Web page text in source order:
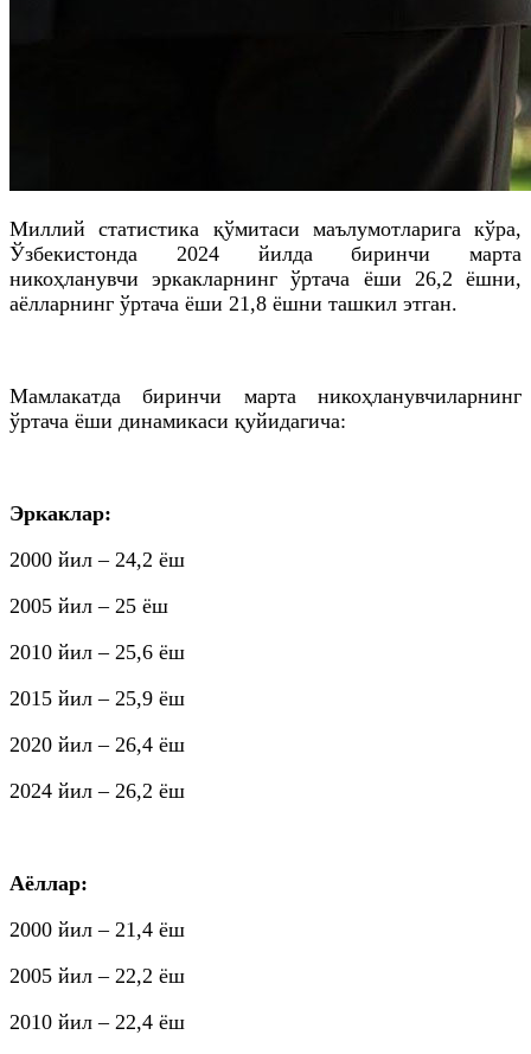
Миллий статистика қўмитаси маълумотларига кўра,
Ўзбекистонда 2024 йилда биринчи марта
никоҳланувчи эркакларнинг ўртача ёши 26,2 ёшни,
аёлларнинг ўртача ёши 21,8 ёшни ташкил этган.
Мамлакатда биринчи марта никоҳланувчиларнинг
ўртача ёши динамикаси қуйидагича:
Эркаклар:
2000 йил – 24,2 ёш
2005 йил – 25 ёш
2010 йил – 25,6 ёш
2015 йил – 25,9 ёш
2020 йил – 26,4 ёш
2024 йил – 26,2 ёш
Аёллар:
2000 йил – 21,4 ёш
2005 йил – 22,2 ёш
2010 йил – 22,4 ёш